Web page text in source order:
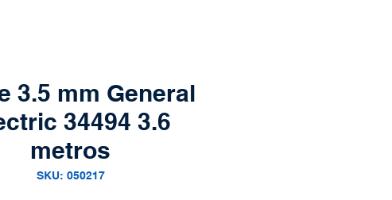
3.5 mm General
34494 3.6
metros
SKU: 050217